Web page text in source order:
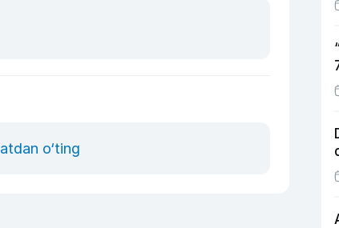
o‘ting